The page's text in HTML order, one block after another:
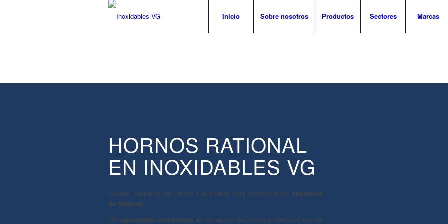
Inicio Sobre nosotros Productos Sectores Marcas
HORNOS RATIONAL
EN INOXIDABLES VG
Cuando hablamos de hornos industriales para profesionales: hablamos
de Rational.
Un vaporizador combinado es un equipo de cocina profesional que se